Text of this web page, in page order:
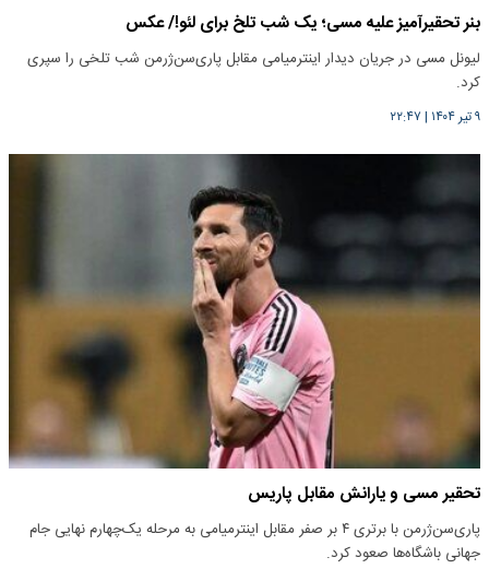
بنر تحقیرآمیز علیه مسی؛ یک شب تلخ برای لئو!/ عکس
لیونل مسی در جریان دیدار اینترمیامی مقابل پاری‌سن‌ژرمن شب تلخی را سپری
کرد.
۹ تیر ۱۴۰۴ | ۲۲:۴۷
تحقیر مسی و یارانش مقابل پاریس
پاری‌سن‌ژرمن با برتری ۴ بر صفر مقابل اینترمیامی به مرحله یک‌چهارم نهایی جام
جهانی باشگاه‌ها صعود کرد.